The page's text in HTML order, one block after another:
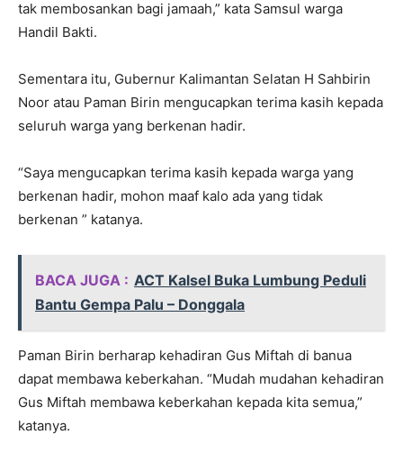
tak membosankan bagi jamaah,” kata Samsul warga
Handil Bakti.
Sementara itu, Gubernur Kalimantan Selatan H Sahbirin
Noor atau Paman Birin mengucapkan terima kasih kepada
seluruh warga yang berkenan hadir.
“Saya mengucapkan terima kasih kepada warga yang
berkenan hadir, mohon maaf kalo ada yang tidak
berkenan ” katanya.
BACA JUGA : ACT Kalsel Buka Lumbung Peduli
Bantu Gempa Palu – Donggala
Paman Birin berharap kehadiran Gus Miftah di banua
dapat membawa keberkahan. “Mudah mudahan kehadiran
Gus Miftah membawa keberkahan kepada kita semua,”
katanya.